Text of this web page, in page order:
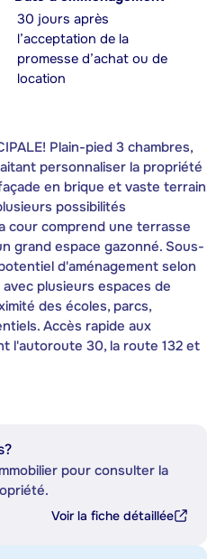
30 jours après
l’acceptation de la
promesse d’achat ou de
location
Plain-pied 3 chambres,
personnaliser la propriété
en brique et vaste terrain
possibilités
cour comprend une terrasse
grand espace gazonné. Sous-
d'aménagement selon
plusieurs espaces de
des écoles, parcs,
Accès rapide aux
l'autoroute 30, la route 132 et
pour consulter la
Voir la fiche détaillée